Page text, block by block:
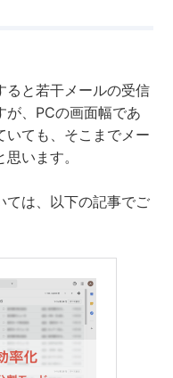
と若干メールの受信
が、PCの画面幅であ
いても、そこまでメー
います。
ては、以下の記事でご